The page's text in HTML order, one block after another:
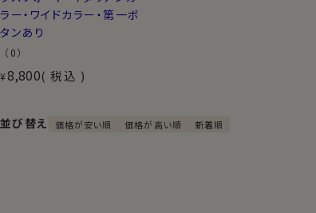
ラー・ワイドカラー・第一ボ
タンあり
（0）
¥8,800 税込
並び替え 価格が安い順 価格が高い順 新着順